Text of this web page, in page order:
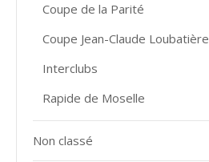
Coupe de la Parité
Coupe Jean-Claude Loubatière
Interclubs
Rapide de Moselle
Non classé